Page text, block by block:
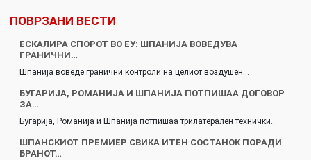
ПОВРЗАНИ ВЕСТИ
ЕСКАЛИРА СПОРОТ ВО ЕУ: ШПАНИЈА ВОВЕДУВА
ГРАНИЧНИ…
Шпанија воведе гранични контроли на целиот воздушен…
БУГАРИЈА, РОМАНИЈА И ШПАНИЈА ПОТПИШАА ДОГОВОР
ЗА…
Бугарија, Романија и Шпанија потпишаа трилатерален технички…
ШПАНСКИОТ ПРЕМИЕР СВИКА ИТЕН СОСТАНОК ПОРАДИ
БРАНОТ…